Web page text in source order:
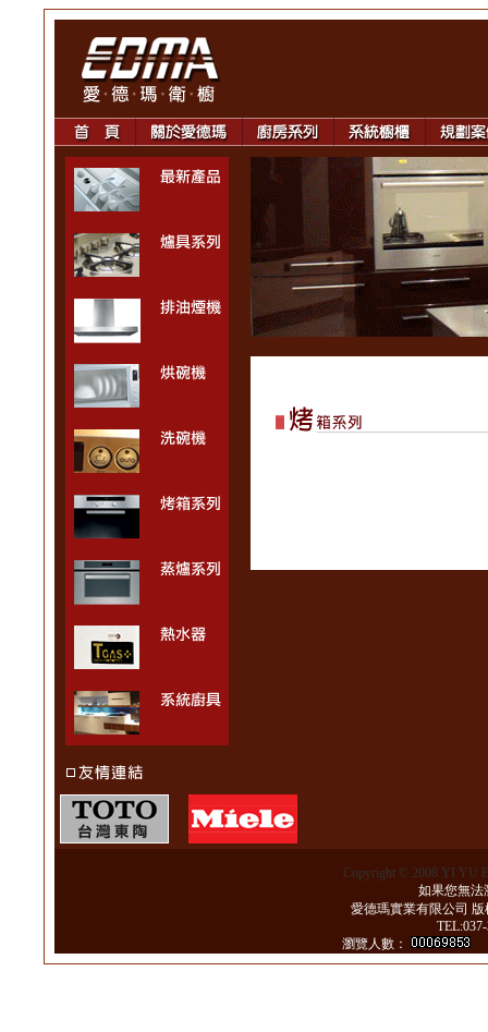
Copyright © 2008 YI YU
如果您無法
愛德瑪實業有限公司
瀏覽人數：